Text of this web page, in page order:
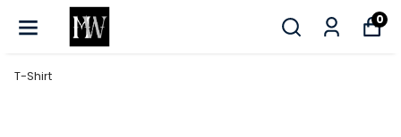
0
T-Shirt